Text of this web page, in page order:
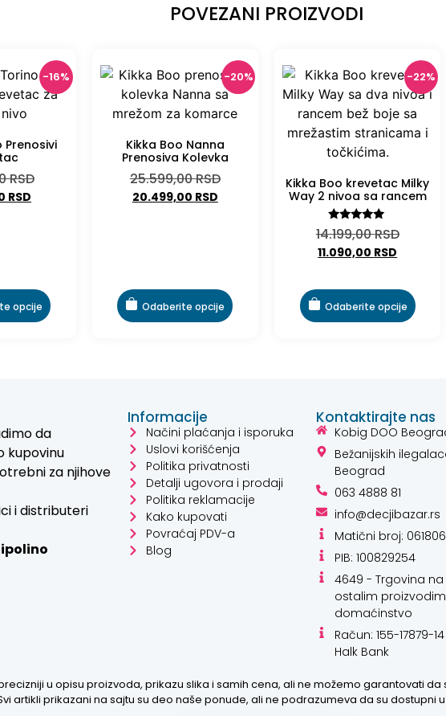
POVEZANI PROIZVODI
-16%
Prenosivi
RSD
RSD
opcije
-20%
Kikka Boo Nanna
Prenosiva Kolevka
25.599,00RSD
20.499,00 RSD
Odaberite opcije
-22%
Kikka Boo krevetac Milky
Way 2 nivoa sa rancem
Ocenjeno
sa
5.00
od 5
14.199,00RSD
11.090,00 RSD
Odaberite opcije
da
kupovinu
za njihove
i distributeri
Informacije
Načini plaćanja i isporuka
Uslovi korišćenja
Politika privatnosti
Detalji ugovora i prodaji
Politika reklamacije
Kako kupovati
Povraćaj PDV-a
Blog
Kontaktirajte nas
Kobig DOO
Bežanijskih
Beograd
063 4888 81
info@decjibazar.rs
Matični broj:
PIB: 100829254
4649 - Trgovina na
ostalim
domaćinstvo
Račun: 155-17879-14
Halk Bank
u opisu proizvoda, prikazu slika i samih cena, ali ne možemo garantovati
artikli prikazani na sajtu su deo naše ponude, ali ne podrazumeva da su dostupni
Kako mogu da
pomognem?
pomognem.